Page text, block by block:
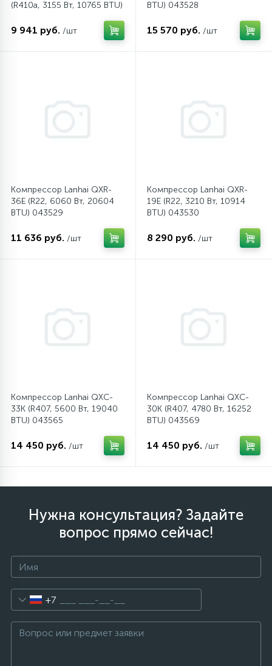
Сливные фильтры
45
Таходатчики
ТЭНы (нагревательные элементы)
Шкивы барабана
(R410a, 3155 Вт, 10765 BTU)
9 941 руб. /шт
BTU) 043528
15 570 руб. /шт
Компрессор Lanhai QXR-
36E (R22, 6060 Вт, 20604
BTU) 043529
11 636 руб. /шт
Компрессор Lanhai QXR-
19E (R22, 3210 Вт, 10914
BTU) 043530
8 290 руб. /шт
Компрессор Lanhai QXC-
33K (R407, 5600 Вт, 19040
BTU) 043565
14 450 руб. /шт
Компрессор Lanhai QXC-
30K (R407, 4780 Вт, 16252
BTU) 043569
14 450 руб. /шт
Нужна консультация? Задайте
вопрос прямо сейчас!
+7